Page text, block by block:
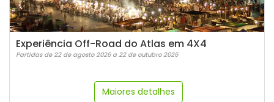
Experiência Off-Road do Atlas em 4X4
Partidas de 22 de agosto 2026 a 22 de outubro 2026
Maiores detalhes